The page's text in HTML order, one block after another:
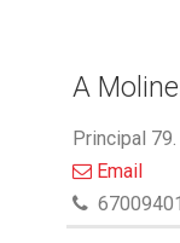
A
Principal
Email